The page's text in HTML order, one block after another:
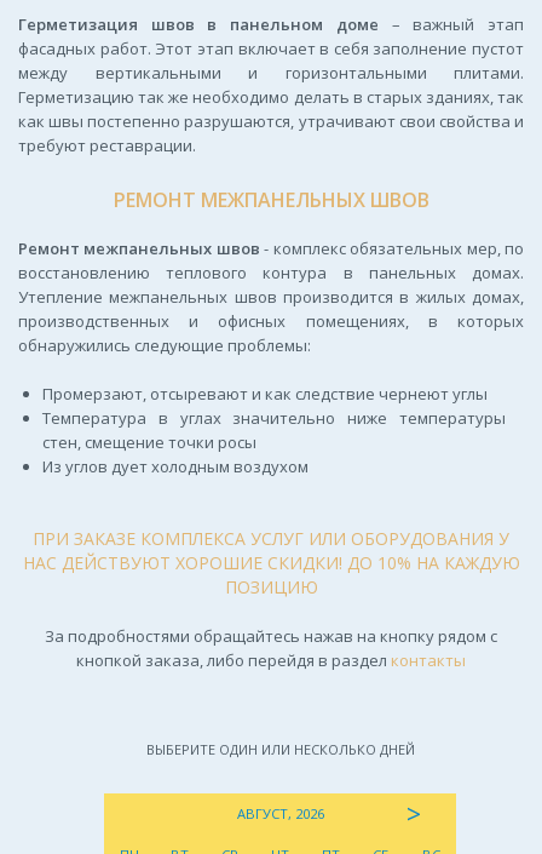
Герметизация швов в панельном доме – важный этап
фасадных работ. Этот этап включает в себя заполнение пустот
между вертикальными и горизонтальными плитами.
Герметизацию так же необходимо делать в старых зданиях, так
как швы постепенно разрушаются, утрачивают свои свойства и
требуют реставрации.
РЕМОНТ МЕЖПАНЕЛЬНЫХ ШВОВ
Ремонт межпанельных швов - комплекс обязательных мер, по
восстановлению теплового контура в панельных домах.
Утепление межпанельных швов производится в жилых домах,
производственных и офисных помещениях, в которых
обнаружились следующие проблемы:
Промерзают, отсыревают и как следствие чернеют углы
Температура в углах значительно ниже температуры
стен, смещение точки росы
Из углов дует холодным воздухом
ПРИ ЗАКАЗЕ КОМПЛЕКСА УСЛУГ ИЛИ ОБОРУДОВАНИЯ У
НАС ДЕЙСТВУЮТ ХОРОШИЕ СКИДКИ! ДО 10% НА КАЖДУЮ
ПОЗИЦИЮ
За подробностями обращайтесь нажав на кнопку рядом с
кнопкой заказа, либо перейдя в раздел контакты
ВЫБЕРИТЕ ОДИН ИЛИ НЕСКОЛЬКО ДНЕЙ
АВГУСТ, 2026 >